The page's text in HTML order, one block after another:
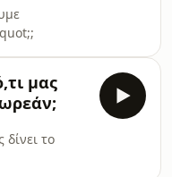
μας
δίνει το